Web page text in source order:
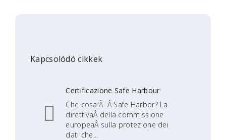
Kapcsolódó cikkek
Certificazione Safe Harbour
Che cosa'Ã¨Â Safe Harbor? La
direttivaÂ della commissione
europeaÂ sulla protezione dei
dati che...